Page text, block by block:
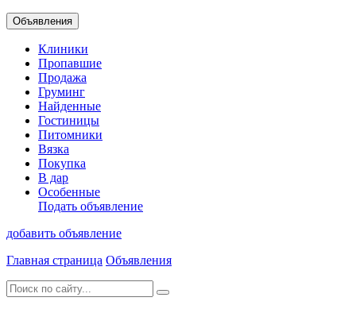
Объявления
Клиники
Пропавшие
Продажа
Груминг
Найденные
Гостиницы
Питомники
Вязка
Покупка
В дар
Особенные
Подать объявление
добавить объявление
Главная страница Объявления